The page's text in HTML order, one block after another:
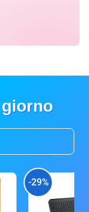
-29%